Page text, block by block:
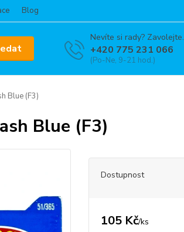
Blog
Nevíte si rady? Zavolejte.
+420 775 231 066
(Po-Ne, 9-21 hod.)
Blue (F3)
Blue (F3)
Dostupnost
105 Kč/ks